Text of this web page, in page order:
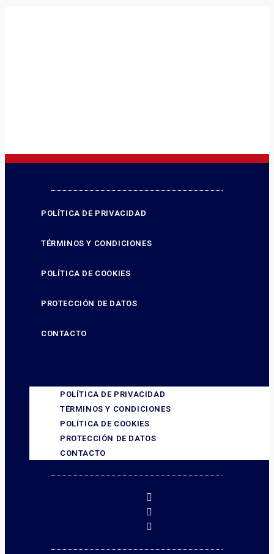
POLÍTICA DE PRIVACIDAD
TÉRMINOS Y CONDICIONES
POLÍTICA DE COOKIES
PROTECCIÓN DE DATOS
CONTACTO
POLÍTICA DE PRIVACIDAD
TÉRMINOS Y CONDICIONES
POLÍTICA DE COOKIES
PROTECCIÓN DE DATOS
CONTACTO